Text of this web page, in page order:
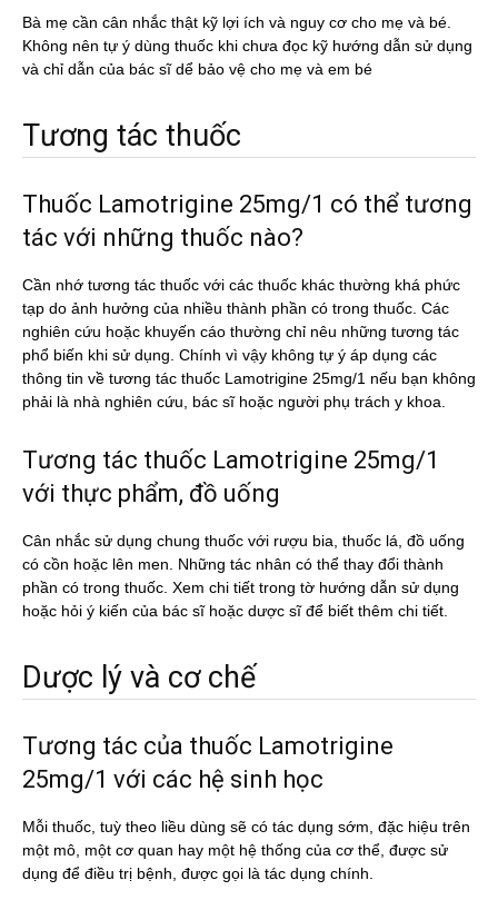
Bà mẹ cần cân nhắc thật kỹ lợi ích và nguy cơ cho mẹ và bé.
Không nên tự ý dùng thuốc khi chưa đọc kỹ hướng dẫn sử dụng
và chỉ dẫn của bác sĩ dể bảo vệ cho mẹ và em bé
Tương tác thuốc
Thuốc Lamotrigine 25mg/1 có thể tương
tác với những thuốc nào?
Cần nhớ tương tác thuốc với các thuốc khác thường khá phức
tạp do ảnh hưởng của nhiều thành phần có trong thuốc. Các
nghiên cứu hoặc khuyến cáo thường chỉ nêu những tương tác
phổ biến khi sử dụng. Chính vì vậy không tự ý áp dụng các
thông tin về tương tác thuốc Lamotrigine 25mg/1 nếu bạn không
phải là nhà nghiên cứu, bác sĩ hoặc người phụ trách y khoa.
Tương tác thuốc Lamotrigine 25mg/1
với thực phẩm, đồ uống
Cân nhắc sử dụng chung thuốc với rượu bia, thuốc lá, đồ uống
có cồn hoặc lên men. Những tác nhân có thể thay đổi thành
phần có trong thuốc. Xem chi tiết trong tờ hướng dẫn sử dụng
hoặc hỏi ý kiến của bác sĩ hoặc dược sĩ để biết thêm chi tiết.
Dược lý và cơ chế
Tương tác của thuốc Lamotrigine
25mg/1 với các hệ sinh học
Mỗi thuốc, tuỳ theo liều dùng sẽ có tác dụng sớm, đặc hiệu trên
một mô, một cơ quan hay một hệ thống của cơ thể, được sử
dụng để điều trị bệnh, được gọi là tác dụng chính.